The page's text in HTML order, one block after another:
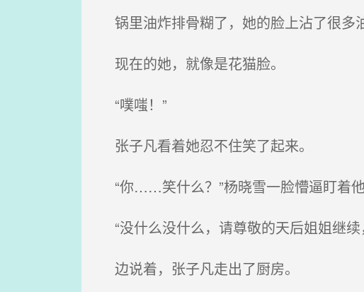
锅里油炸排骨糊了，她的脸上沾了很多
现在的她，就像是花猫脸。
“噗嗤！”
张子凡看着她忍不住笑了起来。
“你……笑什么？”杨晓雪一脸懵逼盯着他
“没什么没什么，请尊敬的天后姐姐继续
边说着，张子凡走出了厨房。